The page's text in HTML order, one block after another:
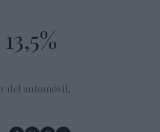
del automóvil,